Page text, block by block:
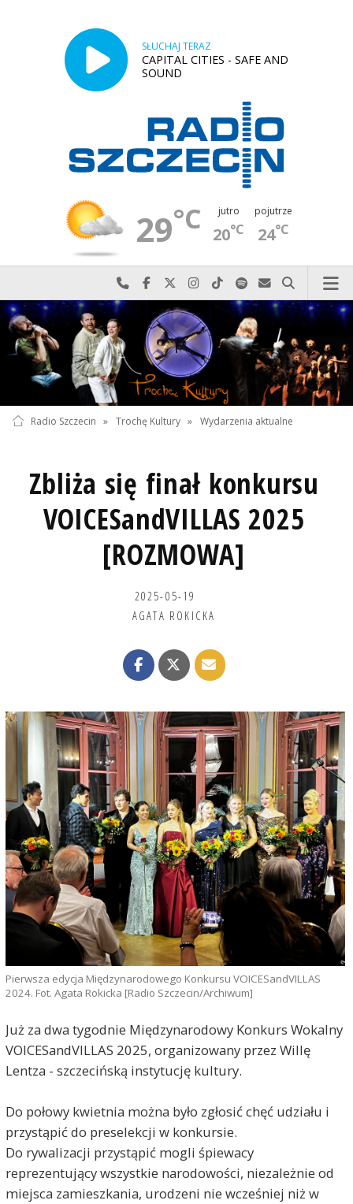
SŁUCHAJ TERAZ
CAPITAL CITIES - SAFE AND
SOUND
29°C jutro
20°C
pojutrze
24°C
Najlepiej po prostu do nas zadzwoń
Odwiedź nas na Facebook-u
Odwiedź nas na X
Odwiedź nas na Instagram-ie
Odwiedź nas na TikTok-u
Szukaj nas na Spotify
Wyślij do nas
Szukaj
Radio Szczecin » Trochę Kultury » Wydarzenia aktualne
Zbliża się finał konkursu
VOICESandVILLAS 2025
[ROZMOWA]
2025-05-19
AGATA ROKICKA
Pierwsza edycja Międzynarodowego Konkursu VOICESandVILLAS
2024. Fot. Agata Rokicka [Radio Szczecin/Archiwum]
Już za dwa tygodnie Międzynarodowy Konkurs Wokalny
VOICESandVILLAS 2025, organizowany przez Willę
Lentza - szczecińską instytucję kultury.
Do połowy kwietnia można było zgłosić chęć udziału i
przystąpić do preselekcji w konkursie.
Do rywalizacji przystąpić mogli śpiewacy
reprezentujący wszystkie narodowości, niezależnie od
miejsca zamieszkania, urodzeni nie wcześniej niż w